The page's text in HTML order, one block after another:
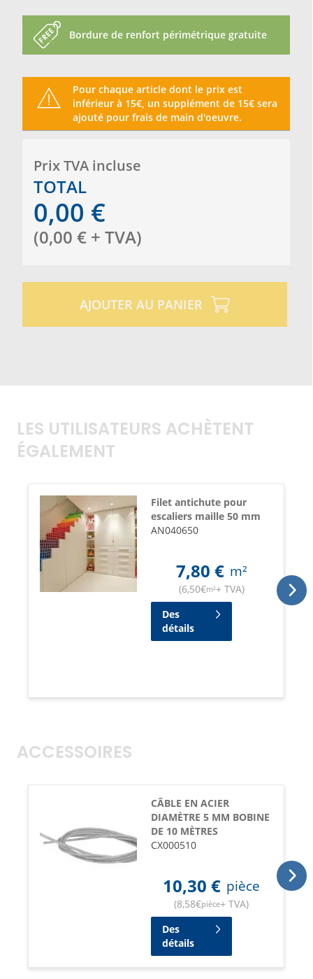
Bordure de renfort périmétrique gratuite
Pour chaque article dont le prix est
inférieur à 15€, un supplément de 15€ sera
ajouté pour frais de main d'oeuvre.
Prix ​​TVA incluse
TOTAL
0,00 €
(0,00 € + TVA)
AJOUTER AU PANIER
LES UTILISATEURS ACHÈTENT
ÉGALEMENT
Filet antichute pour
escaliers maille 50 mm
AN040650
7,80 € m²
(6,50€m²+ TVA)
Des
détails
ACCESSOIRES
CÂBLE EN ACIER
DIAMÈTRE 5 MM BOBINE
DE 10 MÈTRES
CX000510
10,30 € pièce
(8,58€pièce+ TVA)
Des
détails